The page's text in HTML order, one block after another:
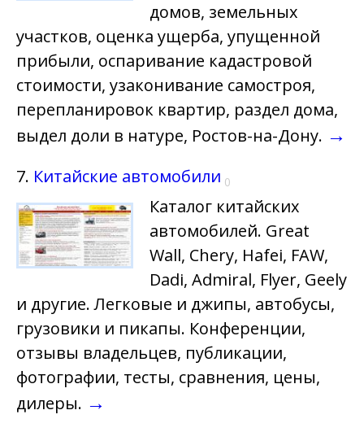
домов, земельных
участков, оценка ущерба, упущенной
прибыли, оспаривание кадастровой
стоимости, узаконивание самостроя,
перепланировок квартир, раздел дома,
выдел доли в натуре, Ростов-на-Дону. →
7. Китайские автомобили 0
Каталог китайских
автомобилей. Great
Wall, Chery, Hafei, FAW,
Dadi, Admiral, Flyer, Geely
и другие. Легковые и джипы, автобусы,
грузовики и пикапы. Конференции,
отзывы владельцев, публикации,
фотографии, тесты, сравнения, цены,
дилеры. →